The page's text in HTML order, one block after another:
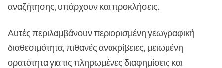
αναζήτησης, υπάρχουν και προκλήσεις.
Αυτές περιλαμβάνουν περιορισμένη γεωγραφική
διαθεσιμότητα, πιθανές ανακρίβειες, μειωμένη
ορατότητα για τις πληρωμένες διαφημίσεις και